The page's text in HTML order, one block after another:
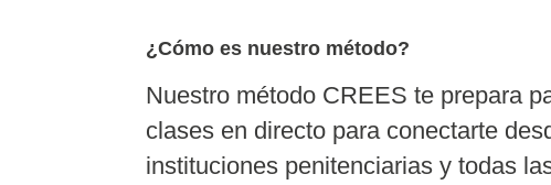
¿Cómo es nuestro método?
Nuestro método CREES te prepara
clases en directo para conectarte
instituciones penitenciarias y todas